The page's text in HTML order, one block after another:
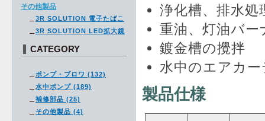
浄化槽、排水処
重油、灯油バー
鍍金槽の攪拌
水中のエアカ
製品仕様
その他製品
3R SOLUTION 電子たばこ
3R SOLUTION LED拡大鏡
CATEGORY
ポンプ・ブロワ (132)
水中ポンプ (189)
補修部品 (25)
その他製品 (4)